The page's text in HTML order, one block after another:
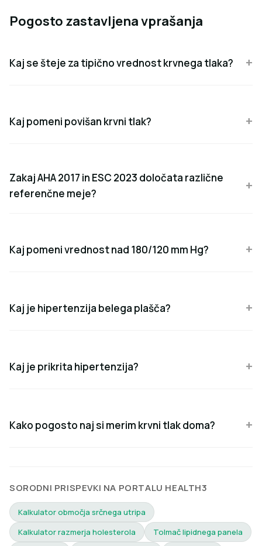
Pogosto zastavljena vprašanja
Kaj se šteje za tipično vrednost krvnega tlaka?
Kaj pomeni povišan krvni tlak?
Zakaj AHA 2017 in ESC 2023 določata različne
referenčne meje?
Kaj pomeni vrednost nad 180/120 mm Hg?
Kaj je hipertenzija belega plašča?
Kaj je prikrita hipertenzija?
Kako pogosto naj si merim krvni tlak doma?
SORODNI PRISPEVKI NA PORTALU HEALTH3
Kalkulator območja srčnega utripa
Kalkulator razmerja holesterola
Tolmač lipidnega panela